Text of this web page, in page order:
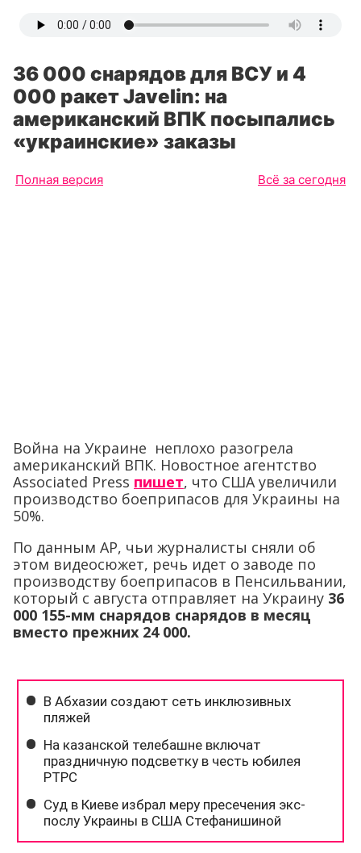
36 000 снарядов для ВСУ и 4
000 ракет Javelin: на
американский ВПК посыпались
«украинские» заказы
Полная версия Всё за сегодня
Война на Украине неплохо разогрела
американский ВПК. Новостное агентство
Associated Press пишет, что США увеличили
производство боеприпасов для Украины на
50%.
По данным AP, чьи журналисты сняли об
этом видеосюжет, речь идет о заводе по
производству боеприпасов в Пенсильвании,
который с августа отправляет на Украину 36
000 155-мм снарядов снарядов в месяц
вместо прежних 24 000.